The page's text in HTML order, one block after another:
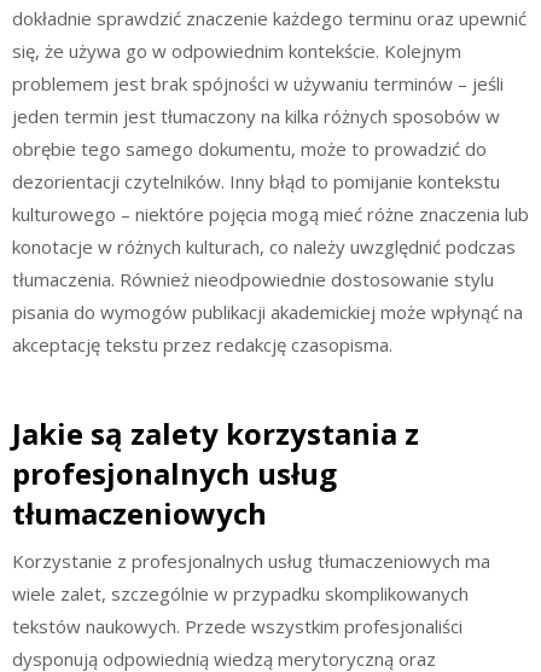
dokładnie sprawdzić znaczenie każdego terminu oraz upewnić
się, że używa go w odpowiednim kontekście. Kolejnym
problemem jest brak spójności w używaniu terminów – jeśli
jeden termin jest tłumaczony na kilka różnych sposobów w
obrębie tego samego dokumentu, może to prowadzić do
dezorientacji czytelników. Inny błąd to pomijanie kontekstu
kulturowego – niektóre pojęcia mogą mieć różne znaczenia lub
konotacje w różnych kulturach, co należy uwzględnić podczas
tłumaczenia. Również nieodpowiednie dostosowanie stylu
pisania do wymogów publikacji akademickiej może wpłynąć na
akceptację tekstu przez redakcję czasopisma.
Jakie są zalety korzystania z
profesjonalnych usług
tłumaczeniowych
Korzystanie z profesjonalnych usług tłumaczeniowych ma
wiele zalet, szczególnie w przypadku skomplikowanych
tekstów naukowych. Przede wszystkim profesjonaliści
dysponują odpowiednią wiedzą merytoryczną oraz